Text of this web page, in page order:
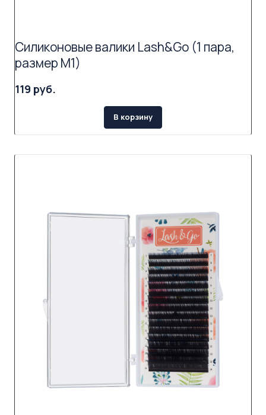
Силиконовые валики Lash&Go (1 пара,
размер M1)
119 руб.
В корзину